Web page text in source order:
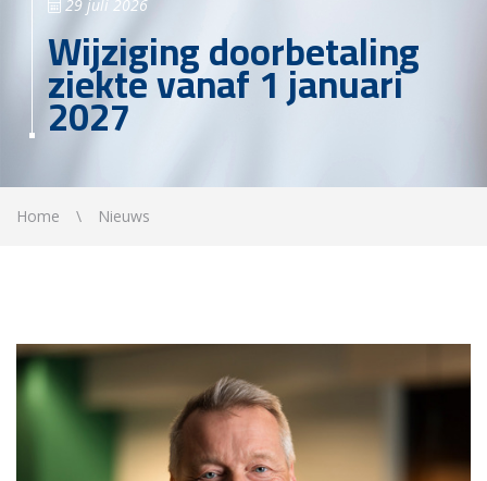
29 juli 2026
Wijziging doorbetaling
ziekte vanaf 1 januari
2027
Home Nieuws